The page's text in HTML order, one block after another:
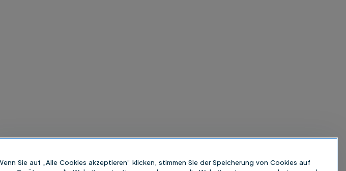
Sie auf „Alle Cookies akzeptieren“ klicken, stimmen Sie der Speicherung von Cookies auf